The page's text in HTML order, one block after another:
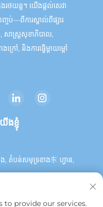
រថយន្ត។ យើងផ្តល់សេវា
ប់—ពីការស្គាល់ពីផ្សារ
ាស្ត្រសុខាភិបាល,
ៅ, និងការធ្វើម្តាយម្ដៅ
ងខ្ញុំ
, តំបន់សមុទ្រខាង东 ហ្វាន,
to provide our services.